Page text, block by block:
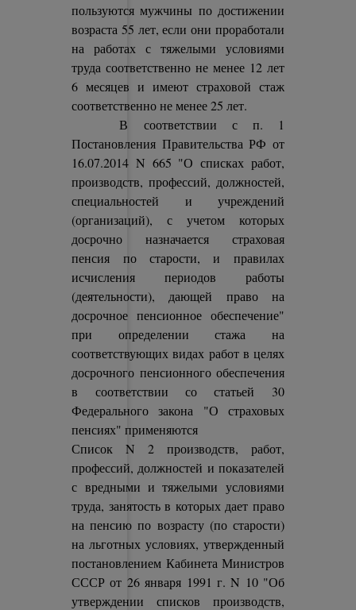
пользуются мужчины по достижении
возраста 55 лет, если они проработали
на работах с тяжелыми условиями
труда соответственно не менее 12 лет
6 месяцев и имеют страховой стаж
соответственно не менее 25 лет.
В соответствии с п. 1
Постановления Правительства РФ от
16.07.2014 N 665 "О списках работ,
производств, профессий, должностей,
специальностей и учреждений
(организаций), с учетом которых
досрочно назначается страховая
пенсия по старости, и правилах
исчисления периодов работы
(деятельности), дающей право на
досрочное пенсионное обеспечение"
при определении стажа на
соответствующих видах работ в целях
досрочного пенсионного обеспечения
в соответствии со статьей 30
Федерального закона "О страховых
пенсиях" применяются
Список N 2 производств, работ,
профессий, должностей и показателей
с вредными и тяжелыми условиями
труда, занятость в которых дает право
на пенсию по возрасту (по старости)
на льготных условиях, утвержденный
постановлением Кабинета Министров
СССР от 26 января 1991 г. N 10 "Об
утверждении списков производств,